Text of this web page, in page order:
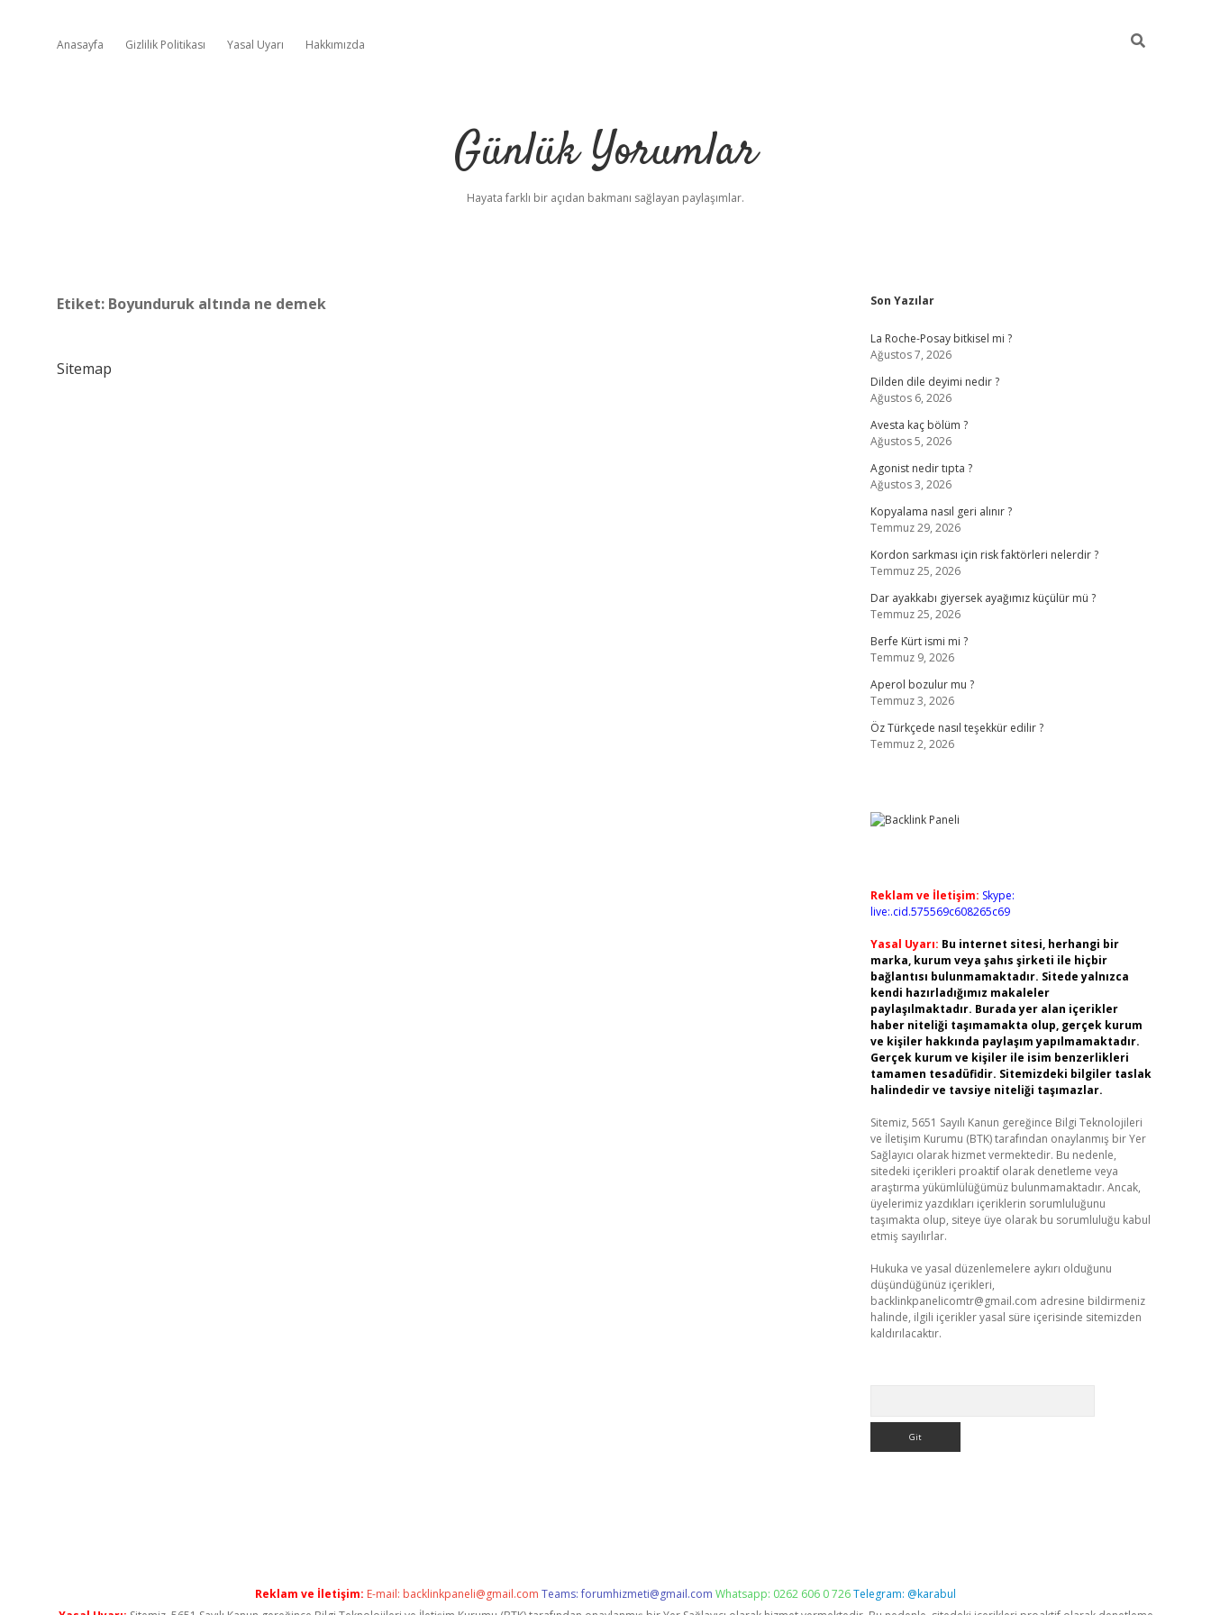
Anasayfa Gizlilik Politikası Yasal Uyarı Hakkımızda
Günlük Yorumlar
Hayata farklı bir açıdan bakmanı sağlayan paylaşımlar.
Etiket: Boyunduruk altında ne demek
Sitemap
Sidebar
Son Yazılar
La Roche-Posay bitkisel mi ?
Ağustos 7, 2026
Dilden dile deyimi nedir ?
Ağustos 6, 2026
Avesta kaç bölüm ?
Ağustos 5, 2026
Agonist nedir tıpta ?
Ağustos 3, 2026
Kopyalama nasıl geri alınır ?
Temmuz 29, 2026
Kordon sarkması için risk faktörleri nelerdir ?
Temmuz 25, 2026
Dar ayakkabı giyersek ayağımız küçülür mü ?
Temmuz 25, 2026
Berfe Kürt ismi mi ?
Temmuz 9, 2026
Aperol bozulur mu ?
Temmuz 3, 2026
Öz Türkçede nasıl teşekkür edilir ?
Temmuz 2, 2026
Reklam ve İletişim: Skype:
live:.cid.575569c608265c69
Yasal Uyarı: Bu internet sitesi, herhangi bir
marka, kurum veya şahıs şirketi ile hiçbir
bağlantısı bulunmamaktadır. Sitede yalnızca
kendi hazırladığımız makaleler
paylaşılmaktadır. Burada yer alan içerikler
haber niteliği taşımamakta olup, gerçek kurum
ve kişiler hakkında paylaşım yapılmamaktadır.
Gerçek kurum ve kişiler ile isim benzerlikleri
tamamen tesadüfidir. Sitemizdeki bilgiler taslak
halindedir ve tavsiye niteliği taşımazlar.
Sitemiz, 5651 Sayılı Kanun gereğince Bilgi Teknolojileri
ve İletişim Kurumu (BTK) tarafından onaylanmış bir Yer
Sağlayıcı olarak hizmet vermektedir. Bu nedenle,
sitedeki içerikleri proaktif olarak denetleme veya
araştırma yükümlülüğümüz bulunmamaktadır. Ancak,
üyelerimiz yazdıkları içeriklerin sorumluluğunu
taşımakta olup, siteye üye olarak bu sorumluluğu kabul
etmiş sayılırlar.
Hukuka ve yasal düzenlemelere aykırı olduğunu
düşündüğünüz içerikleri,
backlinkpanelicomtr@gmail.com adresine bildirmeniz
halinde, ilgili içerikler yasal süre içerisinde sitemizden
kaldırılacaktır.
https://grandoperabetgiris.com/
Reklam ve İletişim: E-mail: backlinkpaneli@gmail.com Teams:forumhizmeti@gmail.com Whatsapp: 0262 606 0 726Telegram: @karabul